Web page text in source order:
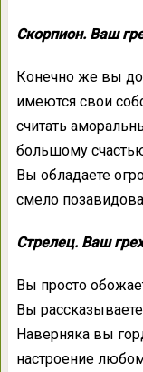
Скорпион. Ваш
Конечно же вы
имеются свои
считать
большому
Вы обладаете
смело
Стрелец. Ваш
Вы просто
Вы
Наверняка вы
настроение